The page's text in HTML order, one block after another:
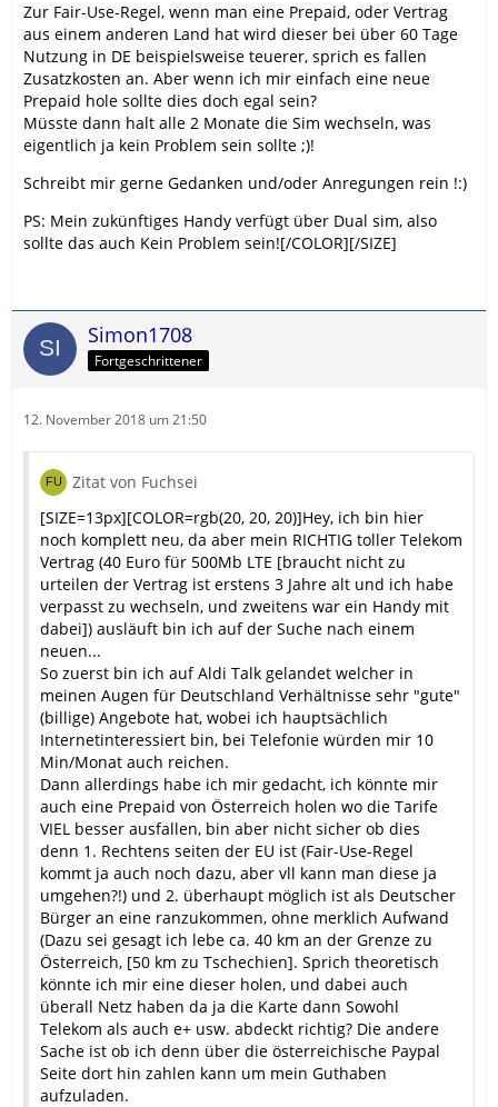
Zur Fair-Use-Regel, wenn man eine Prepaid, oder Vertrag
aus einem anderen Land hat wird dieser bei über 60 Tage
Nutzung in DE beispielsweise teuerer, sprich es fallen
Zusatzkosten an. Aber wenn ich mir einfach eine neue
Prepaid hole sollte dies doch egal sein?
Müsste dann halt alle 2 Monate die Sim wechseln, was
eigentlich ja kein Problem sein sollte ;)!
Schreibt mir gerne Gedanken und/oder Anregungen rein !:)
PS: Mein zukünftiges Handy verfügt über Dual sim, also
sollte das auch Kein Problem sein![/COLOR][/SIZE]
Simon1708
Fortgeschrittener
12. November 2018 um 21:50
Zitat von Fuchsei
[SIZE=13px][COLOR=rgb(20, 20, 20)]Hey, ich bin hier
noch komplett neu, da aber mein RICHTIG toller Telekom
Vertrag (40 Euro für 500Mb LTE [braucht nicht zu
urteilen der Vertrag ist erstens 3 Jahre alt und ich habe
verpasst zu wechseln, und zweitens war ein Handy mit
dabei]) ausläuft bin ich auf der Suche nach einem
neuen...
So zuerst bin ich auf Aldi Talk gelandet welcher in
meinen Augen für Deutschland Verhältnisse sehr "gute"
(billige) Angebote hat, wobei ich hauptsächlich
Internetinteressiert bin, bei Telefonie würden mir 10
Min/Monat auch reichen.
Dann allerdings habe ich mir gedacht, ich könnte mir
auch eine Prepaid von Österreich holen wo die Tarife
VIEL besser ausfallen, bin aber nicht sicher ob dies
denn 1. Rechtens seiten der EU ist (Fair-Use-Regel
kommt ja auch noch dazu, aber vll kann man diese ja
umgehen?!) und 2. überhaupt möglich ist als Deutscher
Bürger an eine ranzukommen, ohne merklich Aufwand
(Dazu sei gesagt ich lebe ca. 40 km an der Grenze zu
Österreich, [50 km zu Tschechien]. Sprich theoretisch
könnte ich mir eine dieser holen, und dabei auch
überall Netz haben da ja die Karte dann Sowohl
Telekom als auch e+ usw. abdeckt richtig? Die andere
Sache ist ob ich denn über die österreichische Paypal
Seite dort hin zahlen kann um mein Guthaben
aufzuladen.